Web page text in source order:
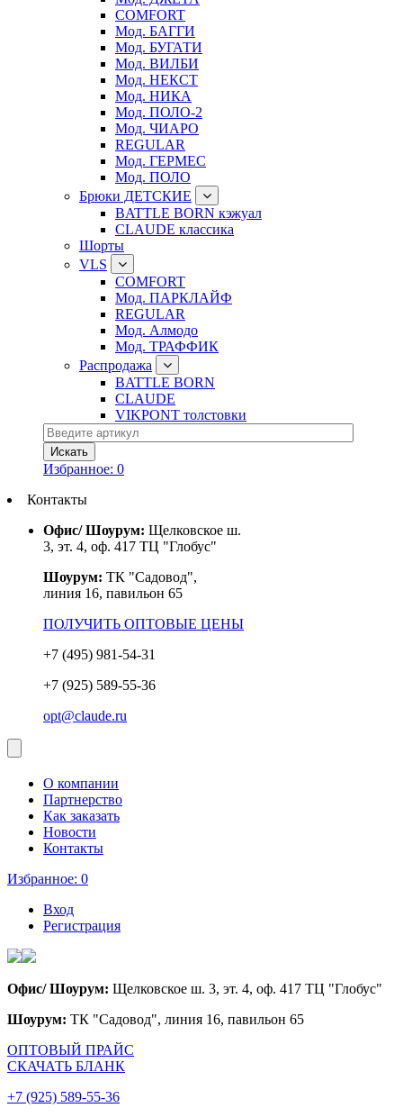
COMFORT
Мод. БАГГИ
Мод. БУГАТИ
Мод. ВИЛБИ
Мод. НЕКСТ
Мод. НИКА
Мод. ПОЛО-2
Мод. ЧИАРО
REGULAR
Мод. ГЕРМЕС
Мод. ПОЛО
Брюки ДЕТСКИЕ
BATTLE BORN кэжуал
CLAUDE классика
Шорты
VLS
COMFORT
Мод. ПАРКЛАЙФ
REGULAR
Мод. Алмодо
Мод. ТРАФФИК
Распродажа
BATTLE BORN
CLAUDE
VIKPONT толстовки
Избранное: 0
Контакты
Офис/ Шоурум: Щелковское ш.
3, эт. 4, оф. 417 ТЦ "Глобус"
Шоурум: ТК "Садовод",
линия 16, павильон 65
ПОЛУЧИТЬ ОПТОВЫЕ ЦЕНЫ
+7 (495) 981-54-31
+7 (925) 589-55-36
opt@claude.ru
О компании
Партнерство
Как заказать
Новости
Контакты
Избранное: 0
Вход
Регистрация
Офис/ Шоурум: Щелковское ш. 3, эт. 4, оф. 417 ТЦ "Глобус"
Шоурум: ТК "Садовод", линия 16, павильон 65
ОПТОВЫЙ ПРАЙС
СКАЧАТЬ БЛАНК
+7 (925) 589-55-36